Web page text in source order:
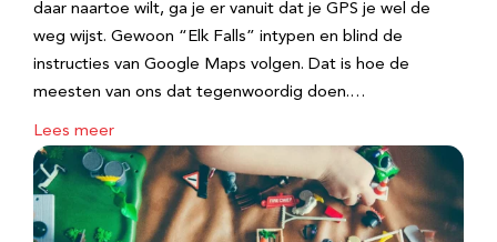
daar naartoe wilt, ga je er vanuit dat je GPS je wel de
weg wijst. Gewoon “Elk Falls” intypen en blind de
instructies van Google Maps volgen. Dat is hoe de
meesten van ons dat tegenwoordig doen.…
Lees meer